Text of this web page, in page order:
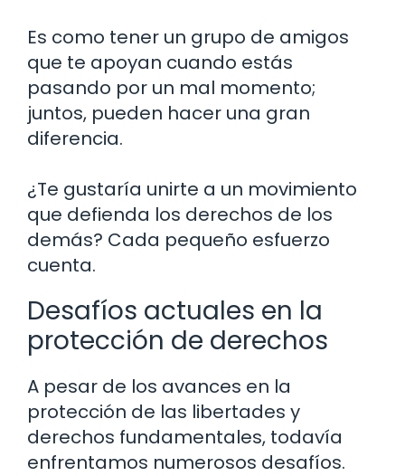
Es como tener un grupo de amigos
que te apoyan cuando estás
pasando por un mal momento;
juntos, pueden hacer una gran
diferencia.
¿Te gustaría unirte a un movimiento
que defienda los derechos de los
demás? Cada pequeño esfuerzo
cuenta.
Desafíos actuales en la
protección de derechos
A pesar de los avances en la
protección de las libertades y
derechos fundamentales, todavía
enfrentamos numerosos desafíos.